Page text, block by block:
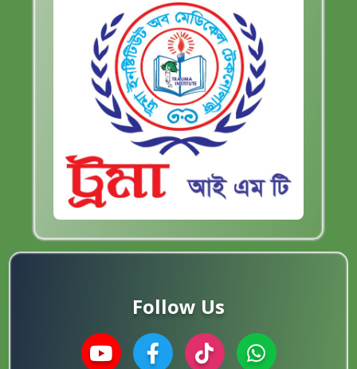
Follow Us